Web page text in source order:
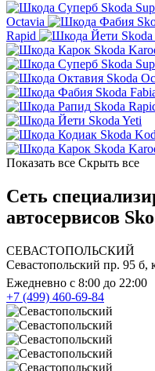
Skoda
Octavia
Rapid
Skoda
Skoda
Skoda
Skoda
Skoda
Skoda
Skoda Yeti
Skoda
Skoda
Показать все Скрыть все
Сеть
автосервисов
СЕВАСТОПОЛЬСКИЙ
Севастопольский пр. 95 б,
Ежедневно с 8:00 до 22:00
+7 (499) 460-69-84